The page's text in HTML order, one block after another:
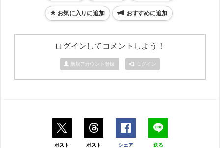
お気に入りに追加 おすすめに追加
ログインしてコメントしよう！
新規アカウント登録 ログイン
ポスト ポスト シェア 送る